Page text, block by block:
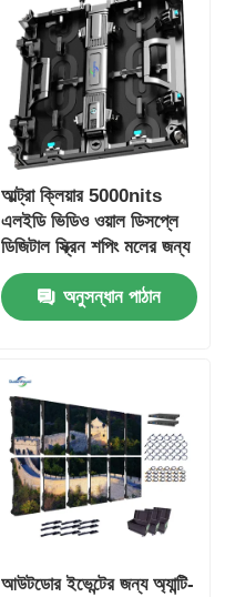
আল্ট্রা ক্লিয়ার 5000nits
এলইডি ভিডিও ওয়াল ডিসপ্লে
ডিজিটাল স্ক্রিন শপিং মলের জন্য
P2.9 P3.9
অনুসন্ধান পাঠান
আউটডোর ইভেন্টের জন্য অ্যান্টি-